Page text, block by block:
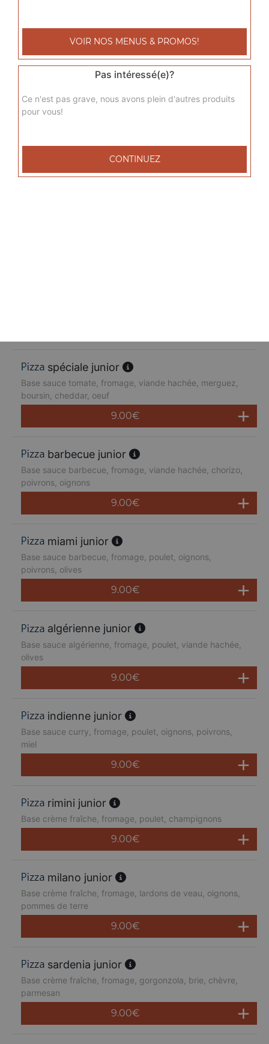
oignons, chèvre
9.00€
del grec junior
9.00€
spéciale junior
Base sauce tomate, fromage, viande hachée, merguez,
boursin, cheddar, oeuf
9.00€
barbecue junior
Base sauce barbecue, fromage, viande hachée, chorizo,
poivrons, oignons
9.00€
miami junior
Base sauce barbecue, fromage, poulet, oignons,
poivrons, olives
9.00€
algérienne junior
Base sauce algérienne, fromage, poulet, viande hachée,
olives
9.00€
indienne junior
Base sauce curry, fromage, poulet, oignons, poivrons,
miel
9.00€
rimini junior
Base crème fraîche, fromage, poulet, champignons
9.00€
milano junior
Base crème fraîche, fromage, lardons de veau, oignons,
pommes de terre
9.00€
sardenia junior
Base crème fraîche, fromage, gorgonzola, brie, chèvre,
parmesan
9.00€
VOIR NOS MENUS & PROMOS!
Pas intéressé(e)?
Ce n'est pas grave, nous avons plein d'autres produits
pour vous!
CONTINUEZ